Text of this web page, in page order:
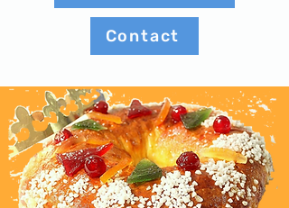
Contact